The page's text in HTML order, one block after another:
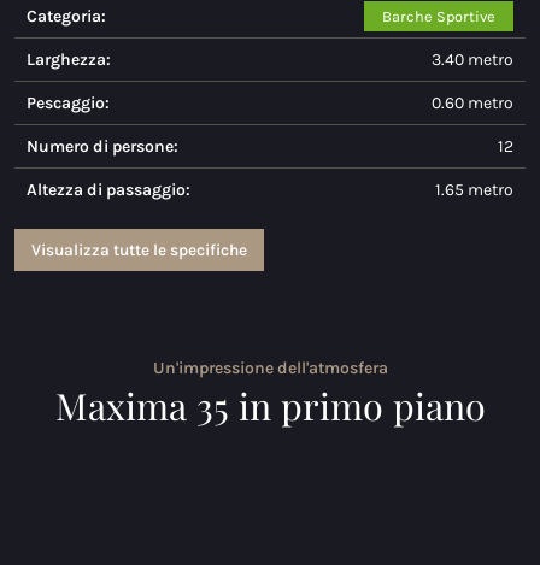
Maxima 730
Maxima 730I
Maxima 820 retro
Maxima 920 cabin
Maxima 650 Flying Lounge
Barche elettriche
Categoria: Barche Sportive
Larghezza: 3.40 metro
Pescaggio: 0.60 metro
Numero di persone: 12
Altezza di passaggio: 1.65 metro
Visualizza tutte le specifiche
Un'impressione dell'atmosfera
Maxima 35 in primo piano